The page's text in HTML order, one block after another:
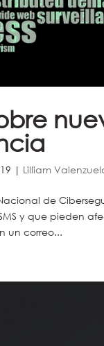
| Lilliam
de
y que pieden
un correo...